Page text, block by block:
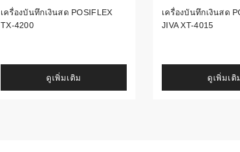
ระบบบาร์โค้ดในด้านการ
ศึกษา
เครื่องบันทึกเงินสด POSIFLEX
TX-4200
ดูเพิ่มเติม
เครื่องบันทึกเงินสด
JIVA XT-4015
ดูเพิ่มเติ